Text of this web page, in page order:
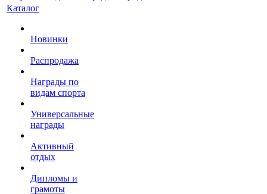
Каталог
Новинки
Распродажа
Награды по
видам спорта
Универсальные
награды
Активный
отдых
Дипломы и
грамоты